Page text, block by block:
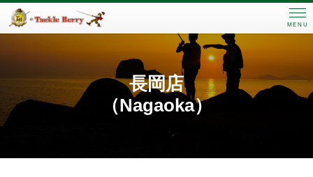
MENU
長岡店
（Nagaoka）